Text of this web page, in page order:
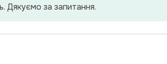
Дякуємо за запитання.